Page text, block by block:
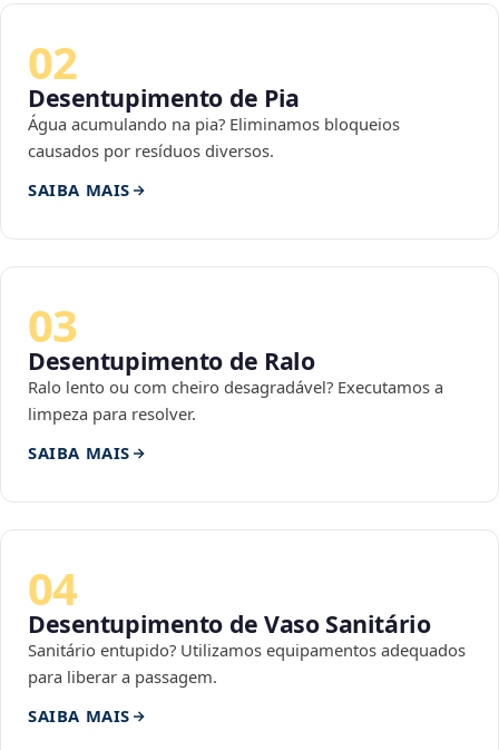
02
Desentupimento de Pia
Água acumulando na pia? Eliminamos bloqueios
causados por resíduos diversos.
SAIBA MAIS
03
Desentupimento de Ralo
Ralo lento ou com cheiro desagradável? Executamos a
limpeza para resolver.
SAIBA MAIS
04
Desentupimento de Vaso Sanitário
Sanitário entupido? Utilizamos equipamentos adequados
para liberar a passagem.
SAIBA MAIS